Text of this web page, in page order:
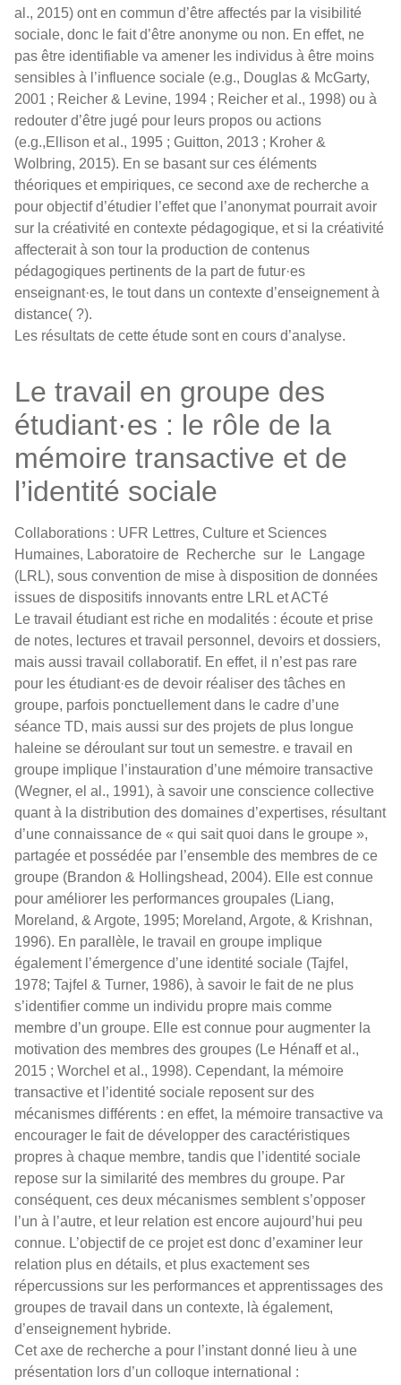
al., 2015) ont en commun d’être affectés par la visibilité
sociale, donc le fait d’être anonyme ou non. En effet, ne
pas être identifiable va amener les individus à être moins
sensibles à l’influence sociale (e.g., Douglas & McGarty,
2001 ; Reicher & Levine, 1994 ; Reicher et al., 1998) ou à
redouter d’être jugé pour leurs propos ou actions
(e.g.,Ellison et al., 1995 ; Guitton, 2013 ; Kroher &
Wolbring, 2015). En se basant sur ces éléments
théoriques et empiriques, ce second axe de recherche a
pour objectif d’étudier l’effet que l’anonymat pourrait avoir
sur la créativité en contexte pédagogique, et si la créativité
affecterait à son tour la production de contenus
pédagogiques pertinents de la part de futur·es
enseignant·es, le tout dans un contexte d’enseignement à
distance( ?).
Les résultats de cette étude sont en cours d’analyse.
Le travail en groupe des
étudiant·es : le rôle de la
mémoire transactive et de
l’identité sociale
Collaborations : UFR Lettres, Culture et Sciences
Humaines, Laboratoire de Recherche sur le Langage
(LRL), sous convention de mise à disposition de données
issues de dispositifs innovants entre LRL et ACTé
Le travail étudiant est riche en modalités : écoute et prise
de notes, lectures et travail personnel, devoirs et dossiers,
mais aussi travail collaboratif. En effet, il n’est pas rare
pour les étudiant·es de devoir réaliser des tâches en
groupe, parfois ponctuellement dans le cadre d’une
séance TD, mais aussi sur des projets de plus longue
haleine se déroulant sur tout un semestre. e travail en
groupe implique l’instauration d’une mémoire transactive
(Wegner, el al., 1991), à savoir une conscience collective
quant à la distribution des domaines d’expertises, résultant
d’une connaissance de « qui sait quoi dans le groupe »,
partagée et possédée par l’ensemble des membres de ce
groupe (Brandon & Hollingshead, 2004). Elle est connue
pour améliorer les performances groupales (Liang,
Moreland, & Argote, 1995; Moreland, Argote, & Krishnan,
1996). En parallèle, le travail en groupe implique
également l’émergence d’une identité sociale (Tajfel,
1978; Tajfel & Turner, 1986), à savoir le fait de ne plus
s’identifier comme un individu propre mais comme
membre d’un groupe. Elle est connue pour augmenter la
motivation des membres des groupes (Le Hénaff et al.,
2015 ; Worchel et al., 1998). Cependant, la mémoire
transactive et l’identité sociale reposent sur des
mécanismes différents : en effet, la mémoire transactive va
encourager le fait de développer des caractéristiques
propres à chaque membre, tandis que l’identité sociale
repose sur la similarité des membres du groupe. Par
conséquent, ces deux mécanismes semblent s’opposer
l’un à l’autre, et leur relation est encore aujourd’hui peu
connue. L’objectif de ce projet est donc d’examiner leur
relation plus en détails, et plus exactement ses
répercussions sur les performances et apprentissages des
groupes de travail dans un contexte, là également,
d’enseignement hybride.
Cet axe de recherche a pour l’instant donné lieu à une
présentation lors d’un colloque international :